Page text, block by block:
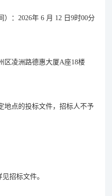
）：2026年 6 月 12 日9时00分
区凌洲路德惠大厦A座18楼
地点的投标文件，招标人不予
招标文件。